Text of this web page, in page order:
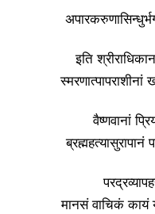
इति
वैष्णवानां
मानसं वाचिकं कायं